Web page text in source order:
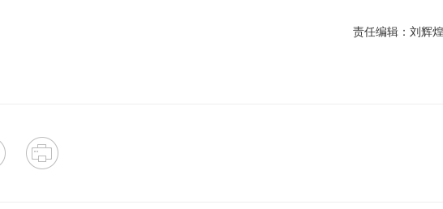
责任编辑：刘辉煌